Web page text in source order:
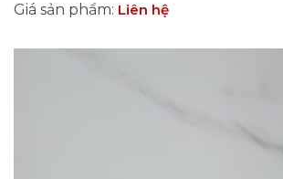
Giá sản phẩm: Liên hệ